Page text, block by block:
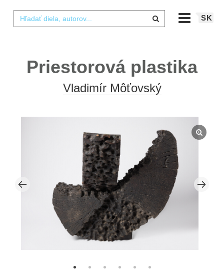
SK
Priestorová plastika
Vladimír Môťovský